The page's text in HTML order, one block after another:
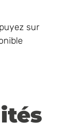
sur